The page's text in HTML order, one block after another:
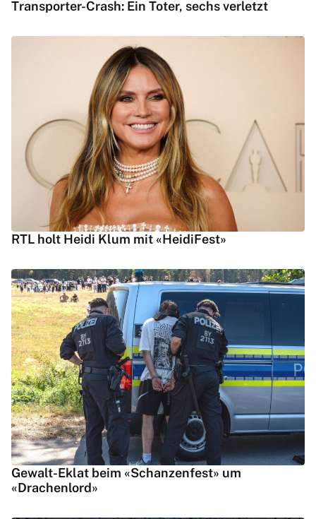
Transporter-Crash: Ein Toter, sechs verletzt
RTL holt Heidi Klum mit «HeidiFest»
Gewalt-Eklat beim «Schanzenfest» um
«Drachenlord»